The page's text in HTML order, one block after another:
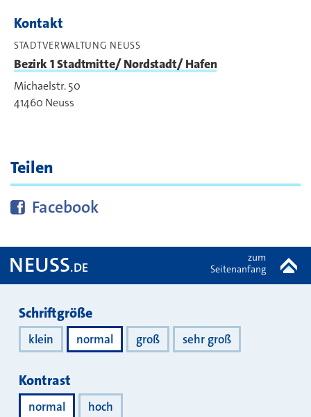
Kontakt
STADTVERWALTUNG NEUSS
Bezirk 1 Stadtmitte/ Nordstadt/ Hafen
Michaelstr. 50
41460 Neuss
Teilen
Diese Seite bei
Facebook
NEUSS.DE
zum
Seitenanfang
Darstellung
Schriftgröße
klein normal groß sehr groß
Kontrast
normal hoch